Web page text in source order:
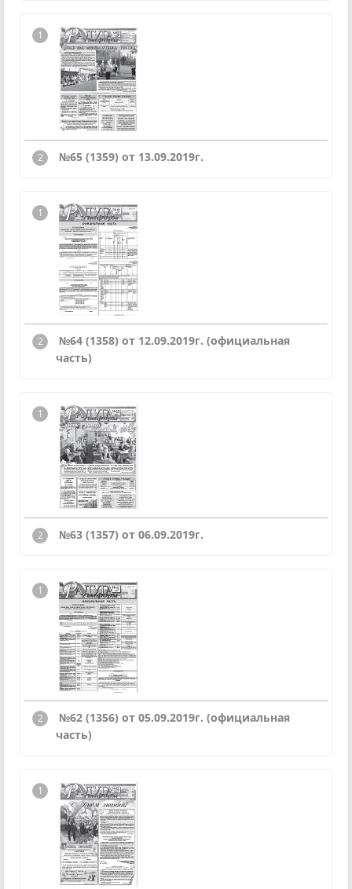
№65 (1359) от 13.09.2019г.
№64 (1358) от 12.09.2019г. (официальная
часть)
№63 (1357) от 06.09.2019г.
№62 (1356) от 05.09.2019г. (официальная
часть)